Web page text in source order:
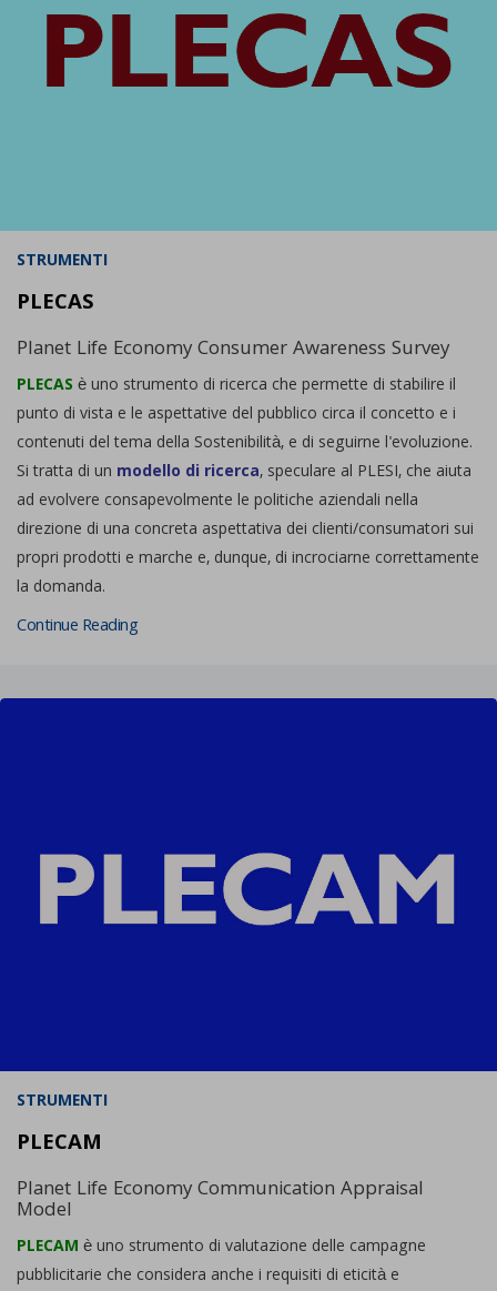
STRUMENTI
PLECAS
Planet Life Economy Consumer Awareness Survey
PLECAS è uno strumento di ricerca che permette di stabilire il
punto di vista e le aspettative del pubblico circa il concetto e i
contenuti del tema della Sostenibilità, e di seguirne l'evoluzione.
Si tratta di un modello di ricerca, speculare al PLESI, che aiuta
ad evolvere consapevolmente le politiche aziendali nella
direzione di una concreta aspettativa dei clienti/consumatori sui
propri prodotti e marche e, dunque, di incrociarne correttamente
la domanda.
Continue Reading
STRUMENTI
PLECAM
Planet Life Economy Communication Appraisal
Model
PLECAM è uno strumento di valutazione delle campagne
pubblicitarie che considera anche i requisiti di eticità e